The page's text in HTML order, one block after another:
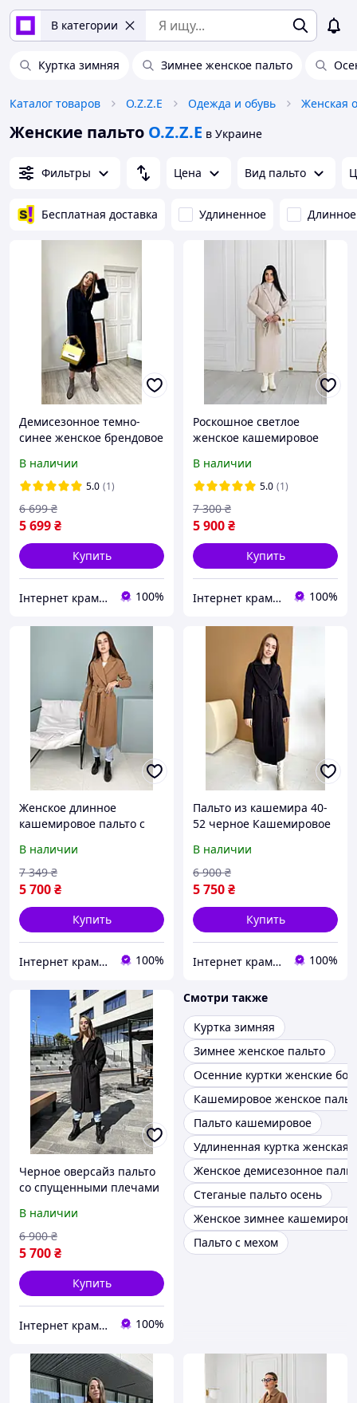
В категории
Куртка зимняя Зимнее женское пальто
Каталог товаров O.Z.Z.E Одежда и обувь Женская
Женские пальто O.Z.Z.E в Украине
Фильтры Цена Вид пальто
Бесплатная доставка Удлиненное Длинное
Демисезонное темно-
синее женское брендовое
поясом
В наличии
5.0 (1)
5 699₴
6 699 ₴
Купить
Інтернет крамничка "Nika Star" 100%
Роскошное светлое
женское кашемировое
свободного силуэта,
весна-осень
В наличии
5.0 (1)
5 900₴
7 300 ₴
Купить
Інтернет крамничка "Nika Star" 100%
Женское длинное
кашемировое пальто с
В наличии
5 700₴
7 349 ₴
Купить
Інтернет крамничка "Nika Star" 100%
Пальто из кашемира 40-
52 черное Кашемировое
удлиненное
В наличии
5 750₴
6 900 ₴
Купить
Інтернет крамничка "Nika Star" 100%
Черное оверсайз пальто
со спущенными плечами
В наличии
5 700₴
6 900 ₴
Купить
Інтернет крамничка "Nika Star" 100%
Смотри также
Куртка зимняя
Зимнее женское пальто
Осенние куртки женские
Кашемировое женское
Пальто кашемировое
Удлиненная куртка женская
Женское демисезонное
Стеганые пальто осень
Женское зимнее
Пальто с мехом